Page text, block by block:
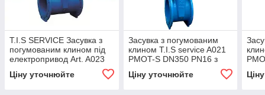
T.I.S SERVICE Засувка з
погумованим клином під
електропривод Art. A023
Ціну уточнюйте
Засувка з погумованим
клином T.I.S service A021
PMOT-S DN350 PN16 з
електроприводом AUMA
NORM SA14.6
Ціну уточнюйте